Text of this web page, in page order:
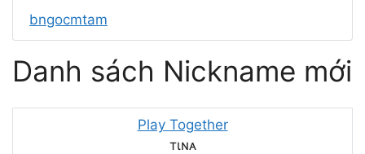
bngocmtam
Danh sách Nickname mới
Play Together
тιɴᴀ